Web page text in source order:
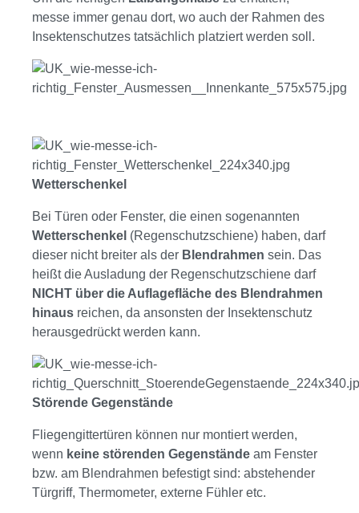
messe immer genau dort, wo auch der Rahmen des
Insektenschutzes tatsächlich platziert werden soll.
Wetterschenkel
Bei Türen oder Fenster, die einen sogenannten
Wetterschenkel (Regenschutzschiene) haben, darf
dieser nicht breiter als der Blendrahmen sein. Das
heißt die Ausladung der Regenschutzschiene darf
NICHT über die Auflagefläche des Blendrahmen
hinaus reichen, da ansonsten der Insektenschutz
herausgedrückt werden kann.
Störende Gegenstände
Fliegengittertüren können nur montiert werden,
wenn keine störenden Gegenstände am Fenster
bzw. am Blendrahmen befestigt sind: abstehender
Türgriff, Thermometer, externe Fühler etc.